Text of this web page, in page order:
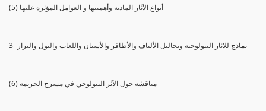
(5) أنواع الآثار المادية وأهميتها و العوامل المؤثرة عليها
3- نماذج للاثار البيولوجية وتحاليل الألياف والأظافر والأسنان واللعاب والبول والبراز
(6) مناقشة حول الآثر البيولوجي في مسرح الجريمة